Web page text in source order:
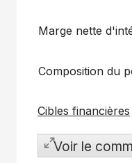
Marge nette
Composition du
Cibles financières
Voir le